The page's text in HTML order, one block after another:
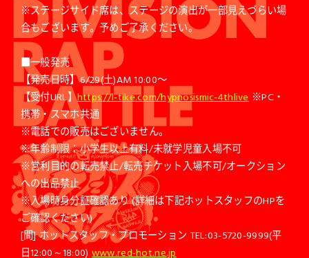
※ステージサイド席は、ステージの演出が一部見えづらい場
合もございます。予めご了承ください。
■一般発売
【発売日時】6/29(土)AM 10:00〜
【受付URL】https://l-tike.com/hypnosismic-4thlive ※PC・
携帯・スマホ共通
※電話での販売はございません。
※年齢制限：小学生以上有料/未就学児童入場不可
※営利目的の転売禁止/転売チケット入場不可/オークション
への出品禁止
※入場時身分証確認あり (詳細は下記ホットスタッフのHPを
ご確認ください)
[問] ホットスタッフ・プロモーション TEL:03-5720-9999(平
日12:00～18:00) www.red-hot.ne.jp